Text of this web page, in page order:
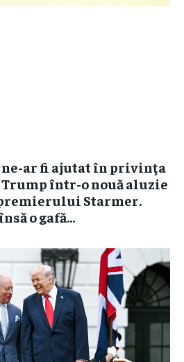
ne-ar fi ajutat în privinţa
într-o nouă aluzie
Starmer.
o gafă...